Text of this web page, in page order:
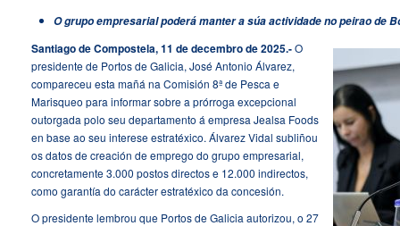
O grupo empresarial poderá manter a súa actividade no peirao de
Santiago de Compostela, 11 de decembro de 2025.-O
presidente de Portos de Galicia, José Antonio Álvarez,
compareceu esta mañá na Comisión 8ª de Pesca e
Marisqueo para informar sobre a prórroga excepcional
outorgada polo seu departamento á empresa Jealsa Foods
en base ao seu interese estratéxico. Álvarez Vidal subliñou
os datos de creación de emprego do grupo empresarial,
concretamente 3.000 postos directos e 12.000 indirectos,
como garantía do carácter estratéxico da concesión.
O presidente lembrou que Portos de Galicia autorizou, o 27